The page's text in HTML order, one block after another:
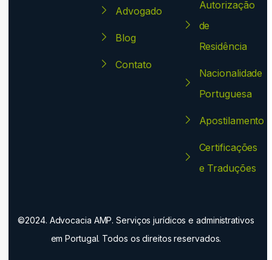
Advogado
Blog
Contato
Autorização
de
Residência
Nacionalidade
Portuguesa
Apostilamento
Certificações
e Traduções
©2024. Advocacia AMP. Serviços jurídicos e administrativos
em Portugal. Todos os direitos reservados.